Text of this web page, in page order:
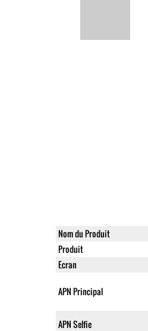
Nom du Produit
Produit
Ecran
APN Principal
APN Selfie